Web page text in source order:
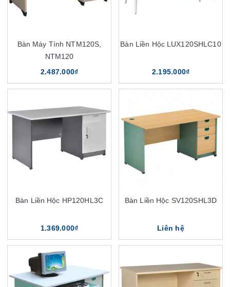
Bàn Máy Tính NTM120S,
NTM120
2.487.000₫
Bàn Liền Hộc LUX120SHLC10
2.195.000₫
Bàn Liền Hộc HP120HL3C
1.369.000₫
Bàn Liền Hộc SV120SHL3D
Liên hệ